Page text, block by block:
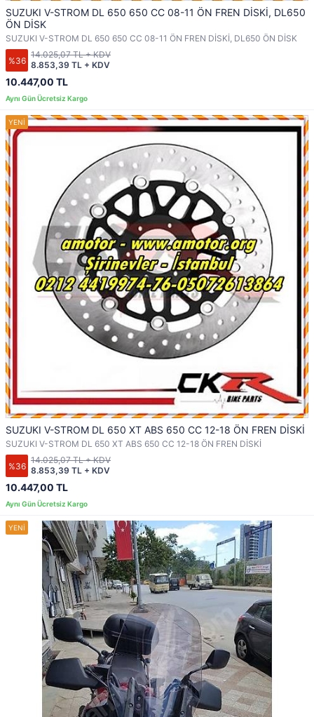
SUZUKI V-STROM DL 650 650 CC 08-11 ÖN FREN DİSKİ, DL650
ÖN DİSK
SUZUKI V-STROM DL 650 650 CC 08-11 ÖN FREN DİSKİ, DL650 ÖN DİSK
%36
10.447,00 TL
8.853,39 TL + KDV
14.025,07 TL + KDV
SUZUKI V-STROM DL 650 XT ABS 650 CC 12-18 ÖN FREN DİSKİ
SUZUKI V-STROM DL 650 XT ABS 650 CC 12-18 ÖN FREN DİSKİ
%36
10.447,00 TL
8.853,39 TL + KDV
14.025,07 TL + KDV